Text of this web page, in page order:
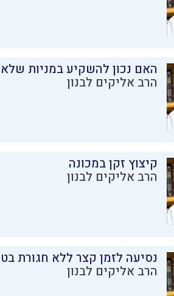
האם נכון להשקיע במניות
הרב אליקים לבנון
קיצוץ זקן במכונה
הרב אליקים לבנון
נסיעה לזמן קצר ללא חגורת
הרב אליקים לבנון